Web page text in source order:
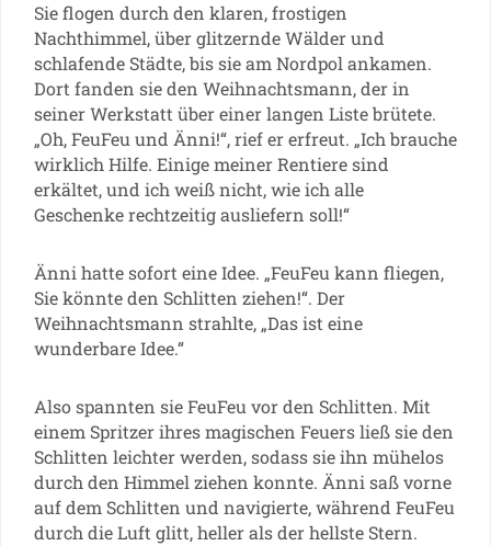
Sie flogen durch den klaren, frostigen
Nachthimmel, über glitzernde Wälder und
schlafende Städte, bis sie am Nordpol ankamen.
Dort fanden sie den Weihnachtsmann, der in
seiner Werkstatt über einer langen Liste brütete.
„Oh, FeuFeu und Änni!“, rief er erfreut. „Ich brauche
wirklich Hilfe. Einige meiner Rentiere sind
erkältet, und ich weiß nicht, wie ich alle
Geschenke rechtzeitig ausliefern soll!“
Änni hatte sofort eine Idee. „FeuFeu kann fliegen,
Sie könnte den Schlitten ziehen!“. Der
Weihnachtsmann strahlte, „Das ist eine
wunderbare Idee.“
Also spannten sie FeuFeu vor den Schlitten. Mit
einem Spritzer ihres magischen Feuers ließ sie den
Schlitten leichter werden, sodass sie ihn mühelos
durch den Himmel ziehen konnte. Änni saß vorne
auf dem Schlitten und navigierte, während FeuFeu
durch die Luft glitt, heller als der hellste Stern.